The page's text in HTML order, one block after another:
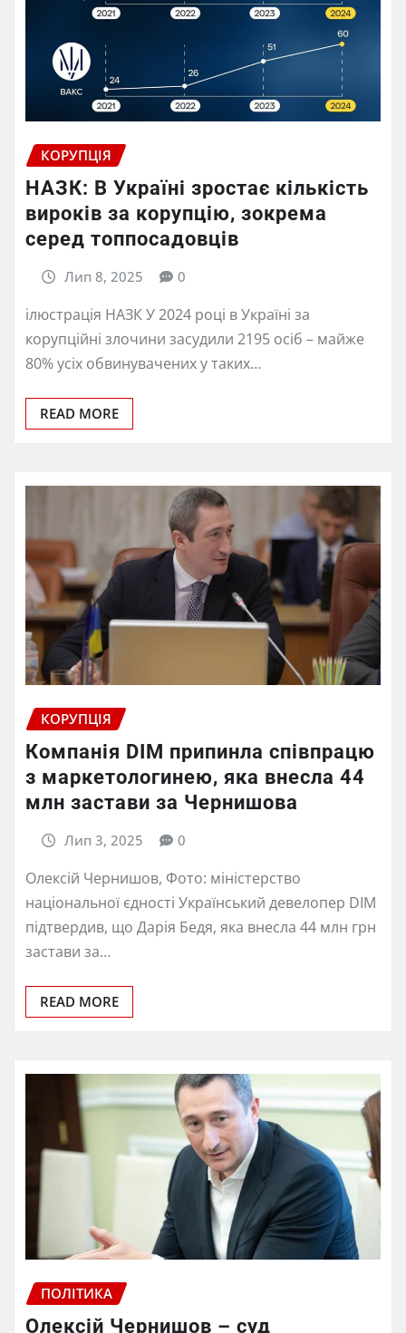
КОРУПЦІЯ
НАЗК: В Україні зростає кількість
вироків за корупцію, зокрема
серед топпосадовців
Лип 8, 2025 0
ілюстрація НАЗК У 2024 році в Україні за
корупційні злочини засудили 2195 осіб – майже
80% усіх обвинувачених у таких…
READ MORE
КОРУПЦІЯ
Компанія DIM припинла співпрацю
з маркетологинею, яка внесла 44
млн застави за Чернишова
Лип 3, 2025 0
Олексій Чернишов, Фото: міністерство
національної єдності Український девелопер DIM
підтвердив, що Дарія Бедя, яка внесла 44 млн грн
застави за…
READ MORE
ПОЛІТИКА
Олексій Чернишов – суд